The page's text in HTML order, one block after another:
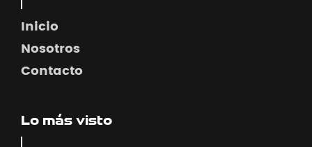
Inicio
Nosotros
Contacto
Lo más visto